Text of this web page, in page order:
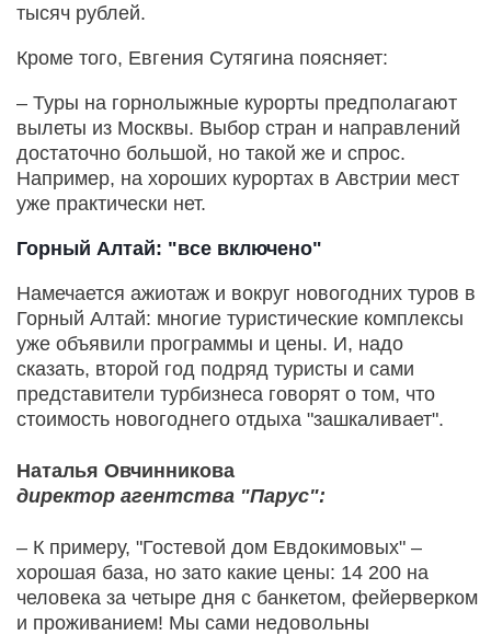
тысяч рублей.
Кроме того, Евгения Сутягина поясняет:
– Туры на горнолыжные курорты предполагают
вылеты из Москвы. Выбор стран и направлений
достаточно большой, но такой же и спрос.
Например, на хороших курортах в Австрии мест
уже практиче­ски нет.
Горный Алтай: "все включено"
Намечается ажиотаж и вокруг новогодних туров в
Горный Алтай: многие туристические комплексы
уже объявили программы и цены. И, надо
сказать, второй год подряд туристы и сами
представители турбизнеса говорят о том, что
стоимость новогоднего отдыха "зашкаливает".
Наталья Овчинникова
директор агентства "Парус":
– К примеру, "Гостевой дом Евдокимовых" –
хорошая база, но зато какие цены: 14 200 на
человека за четыре дня с банкетом, фейерверком
и проживанием! Мы сами недовольны